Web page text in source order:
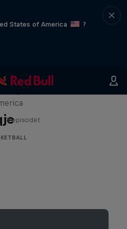
States of America
?
Passport
· 3 episodet